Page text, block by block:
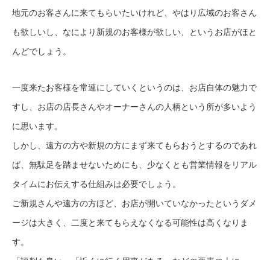
地元のお客さんに来てもらいたいけれど、やはり広域のお客さん
も欲しいし、なにより新規のお客様が欲しい、というお店がほと
んどでしょう。
一度来たお客様を常連にしていくというのは、お店自体の魅力で
すし、お店の店長さんやオーナーさんの人柄という所が多いよう
に思います。
しかし、遠方の方や新規の方にまず来てもらおうとするのであれ
ば、無駄足を踏ませないためにも、少なくとも営業情報をリアル
タイムにお伝えする仕組みは必要でしょう。
ご新規さんや遠方の方ほど、お店が開いていなかったというダメ
ージは大きく、二度と来てもらえなくなる可能性は高くなりま
す。